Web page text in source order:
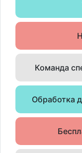
Команда
Обработка